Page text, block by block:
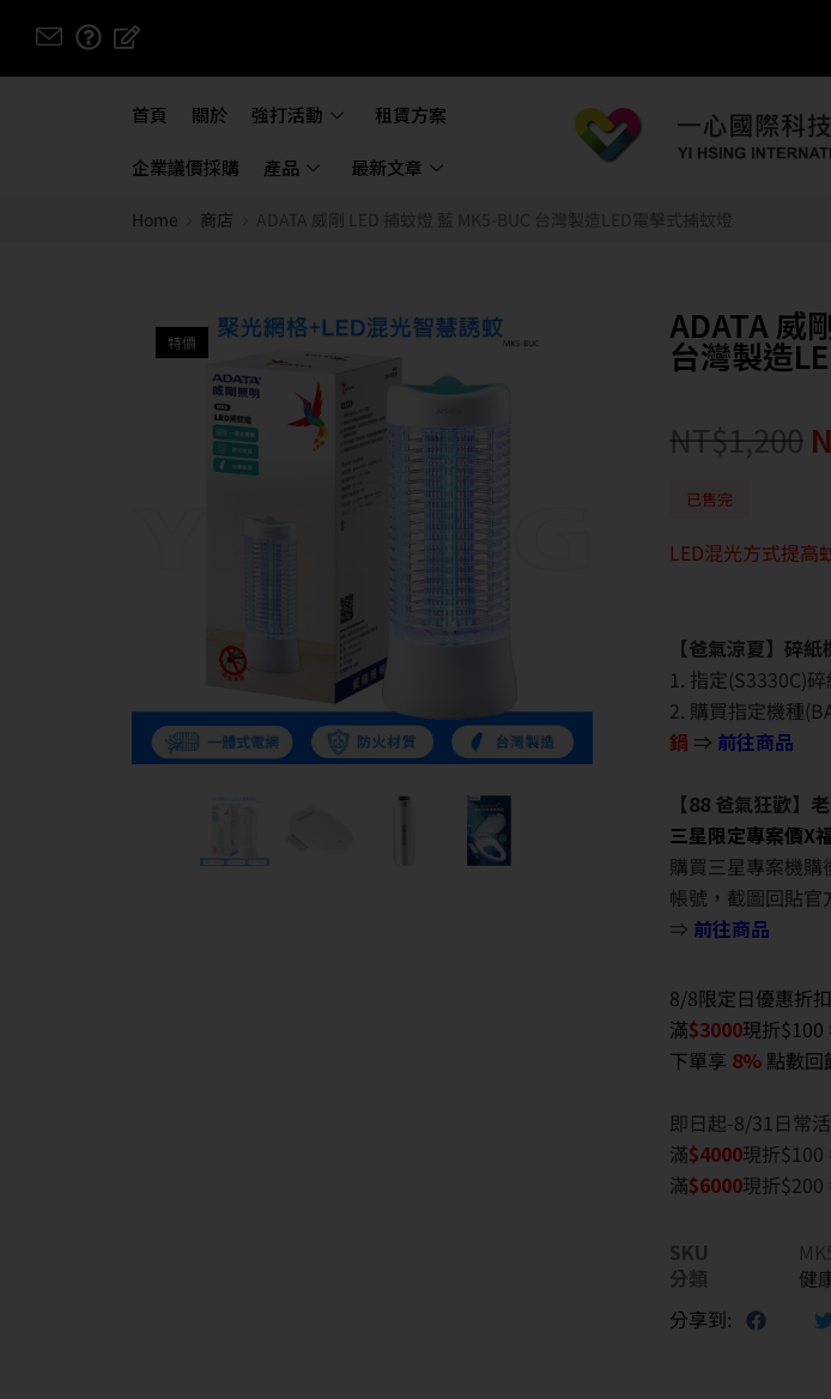
首頁 關於 強打活動 租賃方案
企業議價採購 產品 最新文章
Home 商店 ADATA 威剛 LED 捕蚊燈 藍 MK5-BUC 台灣製造LED電擊式捕蚊燈
特價 ADATA 威
台灣製造
NT$1,200
已售完
LED混光方式提高
【爸氣涼夏】碎
1. 指定(S3330C)
2. 購買指定機種
鍋 ⇒ 前往商品
【88 爸氣狂歡】
三星限定專案價X
購買三星專案機
帳號，截圖回貼官
⇒ 前往商品
8/8限定日優惠折扣
滿$3000現折
下單享 8% 點數
即日起-8/31日常
滿$4000現折
滿$6000現折
SKU
分類
健
分享到: